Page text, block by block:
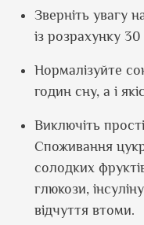
Зверніть увагу
із розрахунку
Нормалізуйте
годин сну, а і
Виключіть прості
Споживання
солодких
глюкози,
відчуття втоми.